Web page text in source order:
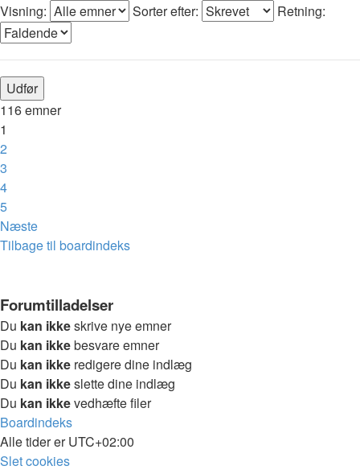
Visning:
Sorter efter: Retning:
116 emner
1
2
3
4
5
Næste
Tilbage til boardindeks
Forumtilladelser
Du kan ikkeskrive nye emner
Du kan ikkebesvare emner
Du kan ikke redigere dine indlæg
Du kan ikkeslette dine indlæg
Du kan ikkevedhæfte filer
Boardindeks
Alle tider erUTC+02:00
Slet cookies